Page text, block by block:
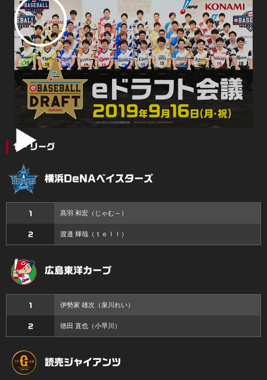
セ・リーグ
横浜DeNAベイスターズ
1 髙羽 和宏 （じゃむ～）
2 渡邉 輝哉 （ｔｅｌｌ）
広島東洋カープ
1 伊勢家 雄次 （泉川れい）
2 徳田 直也 （小早川）
読売ジャイアンツ